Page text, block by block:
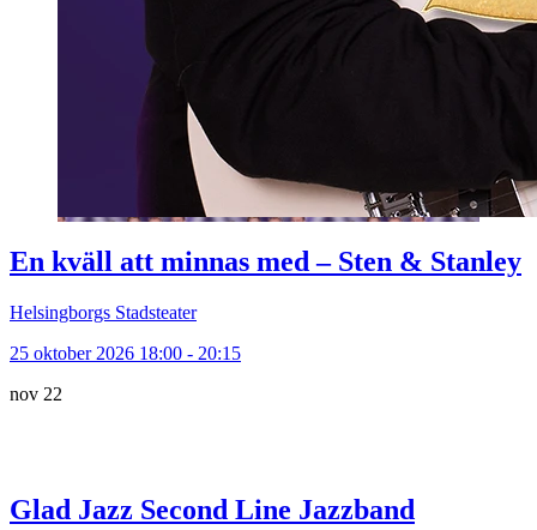
En kväll att minnas med – Sten & Stanley
Helsingborgs Stadsteater
25 oktober 2026 18:00 - 20:15
nov 22
Glad Jazz Second Line Jazzband